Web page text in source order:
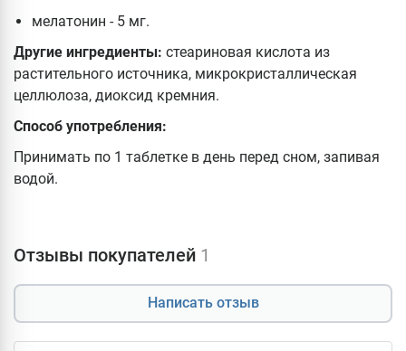
мелатонин - 5 мг.
Другие ингредиенты: стеариновая кислота из
растительного источника, микрокристаллическая
целлюлоза, диоксид кремния.
Способ употребления:
Принимать по 1 таблетке в день перед сном, запивая
водой.
Отзывы покупателей 1
Написать отзыв